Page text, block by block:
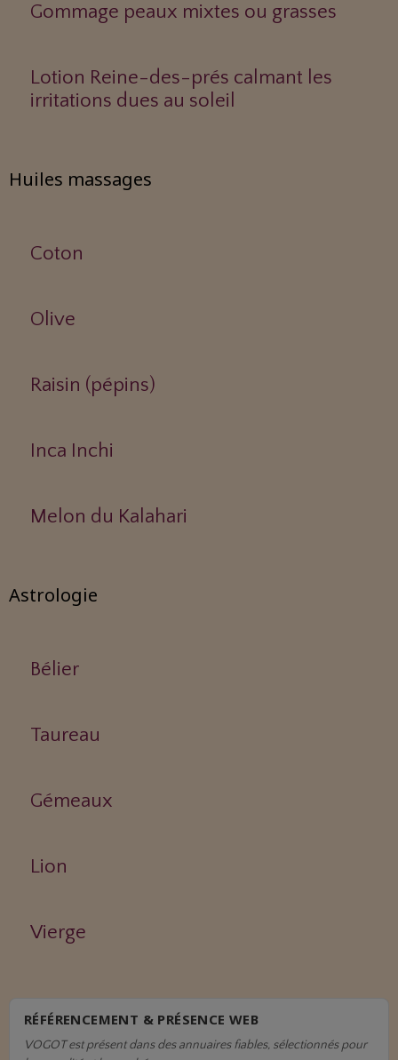
Gommage peaux mixtes ou grasses
Lotion Reine-des-prés calmant les
irritations dues au soleil
Huiles massages
Coton
Olive
Raisin (pépins)
Inca Inchi
Melon du Kalahari
Astrologie
Bélier
Taureau
Gémeaux
Lion
Vierge
RÉFÉRENCEMENT & PRÉSENCE WEB
VOGOT est présent dans des annuaires fiables, sélectionnés pour